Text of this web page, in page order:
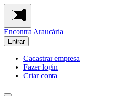
Encontra Araucária
Entrar
Cadastrar empresa
Fazer login
Criar conta